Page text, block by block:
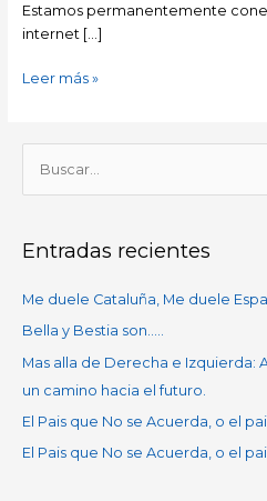
Estamos permanentemente
internet […]
Leer más »
c
p
o
r
:
Entradas recientes
Me duele Cataluña, Me duele
Bella y Bestia son…..
Mas alla de Derecha e Izquierda:
un camino hacia el futuro.
El Pais que No se Acuerda, o el
El Pais que No se Acuerda, o el